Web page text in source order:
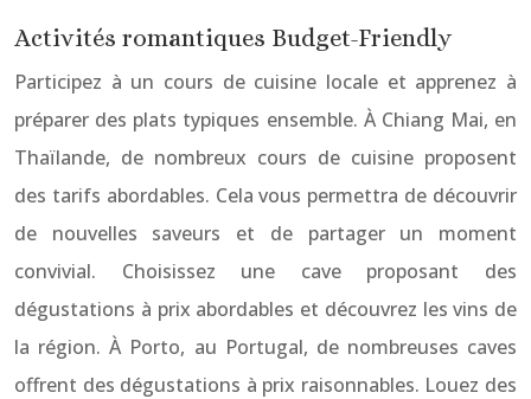
Activités romantiques Budget-Friendly
Participez à un cours de cuisine locale et apprenez à
préparer des plats typiques ensemble. À Chiang Mai, en
Thaïlande, de nombreux cours de cuisine proposent
des tarifs abordables. Cela vous permettra de découvrir
de nouvelles saveurs et de partager un moment
convivial. Choisissez une cave proposant des
dégustations à prix abordables et découvrez les vins de
la région. À Porto, au Portugal, de nombreuses caves
offrent des dégustations à prix raisonnables. Louez des